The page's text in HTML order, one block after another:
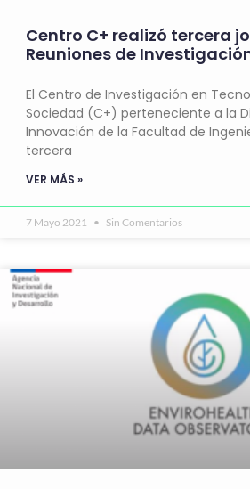
Centro C+ realizó tercera
Reuniones de
El Centro de Investigación en
Sociedad (C+) perteneciente a la
Innovación de la Facultad de
tercera
VER MÁS »
7 Mayo 2021 Sin Comentarios